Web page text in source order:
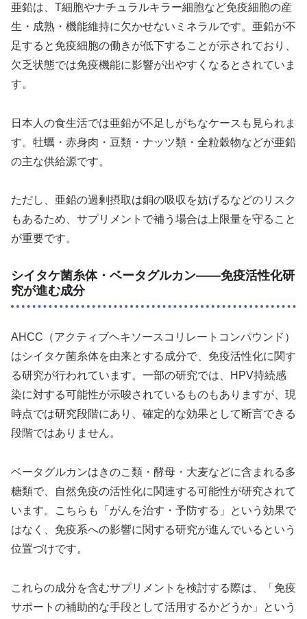
亜鉛は、T細胞やナチュラルキラー細胞など免疫細胞の産
生・成熟・機能維持に欠かせないミネラルです。亜鉛が不
足すると免疫細胞の働きが低下することが示されており、
欠乏状態では免疫機能に影響が出やすくなるとされていま
す。
日本人の食生活では亜鉛が不足しがちなケースも見られま
す。牡蠣・赤身肉・豆類・ナッツ類・全粒穀物などが亜鉛
の主な供給源です。
ただし、亜鉛の過剰摂取は銅の吸収を妨げるなどのリスク
もあるため、サプリメントで補う場合は上限量を守ること
が重要です。
シイタケ菌糸体・ベータグルカン——免疫活性化研
究が進む成分
AHCC（アクティブヘキソースコリレートコンパウンド）
はシイタケ菌糸体を由来とする成分で、免疫活性化に関す
る研究が行われています。一部の研究では、HPV持続感
染に対する可能性が示唆されているものもありますが、現
時点では研究段階にあり、確定的な効果として断言できる
段階ではありません。
ベータグルカンはきのこ類・酵母・大麦などに含まれる多
糖類で、自然免疫の活性化に関連する可能性が研究されて
います。こちらも「がんを治す・予防する」という効果で
はなく、免疫系への影響に関する研究が進んでいるという
位置づけです。
これらの成分を含むサプリメントを検討する際は、「免疫
サポートの補助的な手段として活用するかどうか」という